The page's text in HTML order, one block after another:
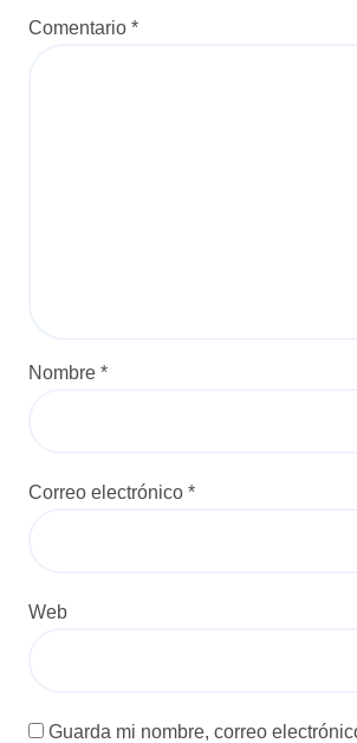
Comentario *
Nombre *
Correo electrónico *
Web
Guarda mi nombre, correo